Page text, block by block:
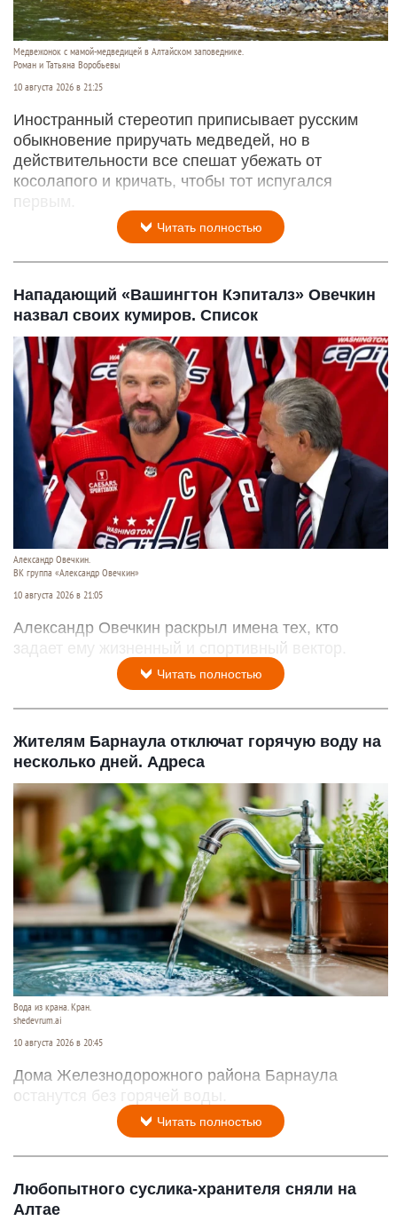
Медвежонок с мамой-медведицей в Алтайском заповеднике.
Роман и Татьяна Воробьевы
10 августа 2026 в 21:25
Иностранный стереотип приписывает русским
обыкновение приручать медведей, но в
действительности все спешат убежать от
косолапого и кричать, чтобы тот испугался
первым.
Читать полностью
Нападающий «Вашингтон Кэпиталз» Овечкин
назвал своих кумиров. Список
Александр Овечкин.
ВК группа «Александр Овечкин»
10 августа 2026 в 21:05
Александр Овечкин раскрыл имена тех, кто
задает ему жизненный и спортивный вектор.
Читать полностью
Жителям Барнаула отключат горячую воду на
несколько дней. Адреса
Вода из крана. Кран.
shedevrum.ai
10 августа 2026 в 20:45
Дома Железнодорожного района Барнаула
останутся без горячей воды.
Читать полностью
Любопытного суслика-хранителя сняли на
Алтае